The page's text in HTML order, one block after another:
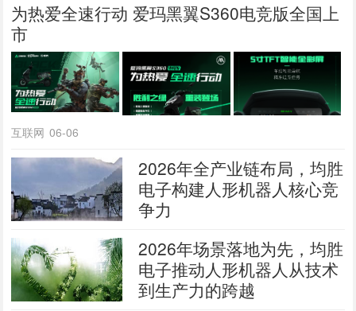
为热爱全速行动 爱玛黑翼S360电竞版全国上
市
互联网 06-06
2026年全产业链布局，均胜
电子构建人形机器人核心竞
争力
2026年场景落地为先，均胜
电子推动人形机器人从技术
到生产力的跨越